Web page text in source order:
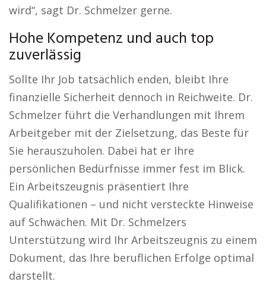
wird“, sagt Dr. Schmelzer gerne.
Hohe Kompetenz und auch top
zuverlässig
Sollte Ihr Job tatsächlich enden, bleibt Ihre
finanzielle Sicherheit dennoch in Reichweite. Dr.
Schmelzer führt die Verhandlungen mit Ihrem
Arbeitgeber mit der Zielsetzung, das Beste für
Sie herauszuholen. Dabei hat er Ihre
persönlichen Bedürfnisse immer fest im Blick.
Ein Arbeitszeugnis präsentiert Ihre
Qualifikationen – und nicht versteckte Hinweise
auf Schwächen. Mit Dr. Schmelzers
Unterstützung wird Ihr Arbeitszeugnis zu einem
Dokument, das Ihre beruflichen Erfolge optimal
darstellt.